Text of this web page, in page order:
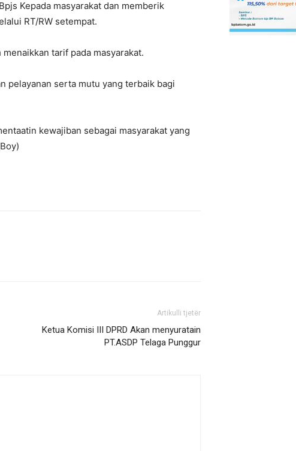
Kepada masyarakat dan memberik
RT/RW setempat.
tarif pada masyarakat.
pelayanan serta mutu yang terbaik bagi
kewajiban sebagai masyarakat yang
Artikulli tjetër
Ketua Komisi III DPRD Akan menyuratain
PT.ASDP Telaga Punggur